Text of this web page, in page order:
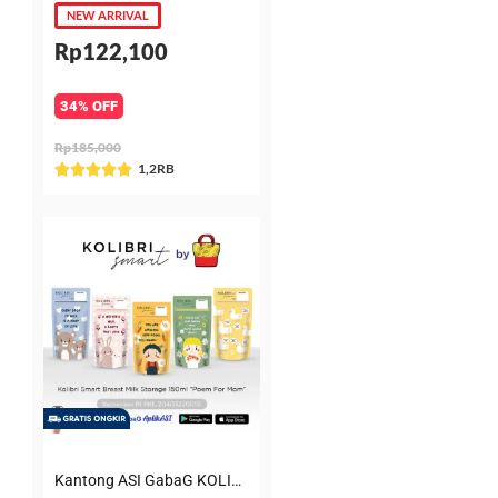
NEW ARRIVAL
Rp122,100
34% OFF
Rp185,000
Rated
of
1,2RB
Kantong ASI GabaG KOLIBRI KASIP 150 ml Poem for Mom